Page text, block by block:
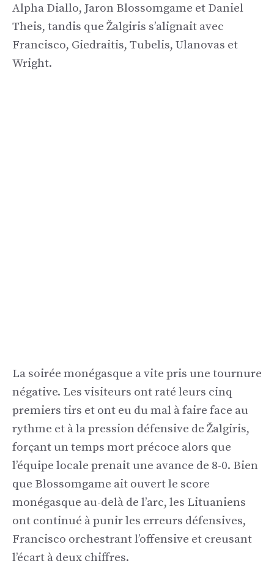
Alpha Diallo, Jaron Blossomgame et Daniel
Theis, tandis que Žalgiris s’alignait avec
Francisco, Giedraitis, Tubelis, Ulanovas et
Wright.
La soirée monégasque a vite pris une tournure
négative. Les visiteurs ont raté leurs cinq
premiers tirs et ont eu du mal à faire face au
rythme et à la pression défensive de Žalgiris,
forçant un temps mort précoce alors que
l’équipe locale prenait une avance de 8-0. Bien
que Blossomgame ait ouvert le score
monégasque au-delà de l’arc, les Lituaniens
ont continué à punir les erreurs défensives,
Francisco orchestrant l’offensive et creusant
l’écart à deux chiffres.